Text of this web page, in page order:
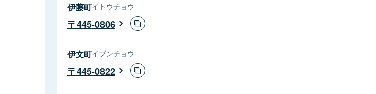
伊藤町イトウチョウ
445-0806
伊文町イブンチョウ
445-0822